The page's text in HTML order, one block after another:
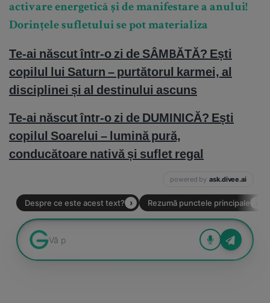
activare energetică și de manifestare a anului!
Dorințele sufletului se pot materializa
Te-ai născut într-o zi de SÂMBĂTĂ? Ești
copilul lui Saturn – purtătorul karmei, al
disciplinei și al destinului ascuns
Te-ai născut într-o zi de DUMINICĂ? Ești
copilul Soarelui – lumină pură,
conducătoare nativă și suflet regal